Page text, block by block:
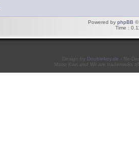
Powered by phpBB ©
Time :
Design by Doublekey.de - Re-
Mario Kart and Wii are trademarks